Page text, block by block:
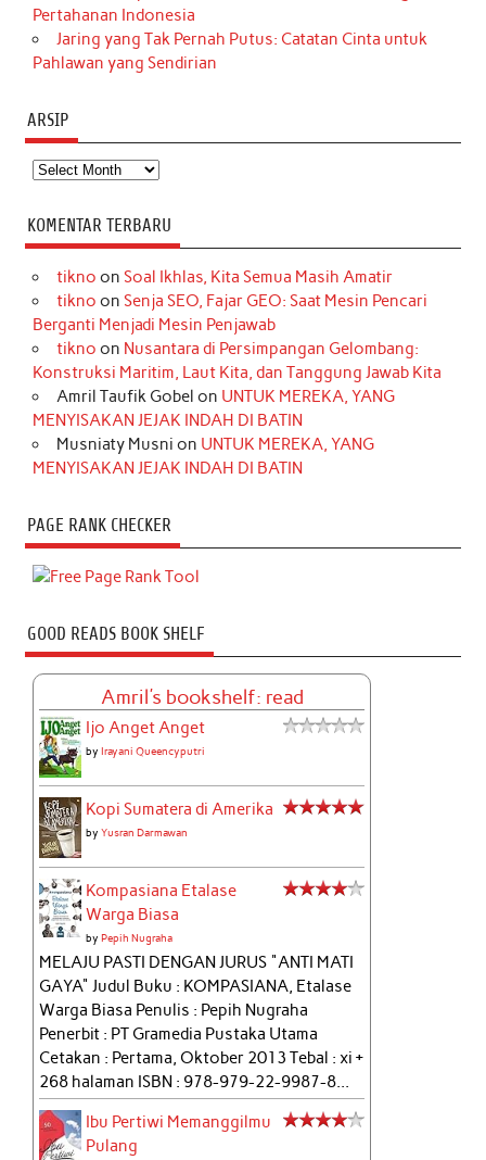
Pertahanan Indonesia
Jaring yang Tak Pernah Putus: Catatan Cinta untuk
Pahlawan yang Sendirian
ARSIP
Arsip
KOMENTAR TERBARU
tikno on Soal Ikhlas, Kita Semua Masih Amatir
tikno on Senja SEO, Fajar GEO: Saat Mesin Pencari
Berganti Menjadi Mesin Penjawab
tikno on Nusantara di Persimpangan Gelombang:
Konstruksi Maritim, Laut Kita, dan Tanggung Jawab Kita
Amril Taufik Gobel on UNTUK MEREKA, YANG
MENYISAKAN JEJAK INDAH DI BATIN
Musniaty Musni on UNTUK MEREKA, YANG
MENYISAKAN JEJAK INDAH DI BATIN
PAGE RANK CHECKER
GOOD READS BOOK SHELF
Amril's bookshelf: read
Ijo Anget Anget
byIrayani Queencyputri
Kopi Sumatera di Amerika
byYusran Darmawan
Kompasiana Etalase
Warga Biasa
byPepih Nugraha
MELAJU PASTI DENGAN JURUS "ANTI MATI
GAYA" Judul Buku : KOMPASIANA, Etalase
Warga Biasa Penulis : Pepih Nugraha
Penerbit : PT Gramedia Pustaka Utama
Cetakan : Pertama, Oktober 2013 Tebal : xi +
268 halaman ISBN : 978-979-22-9987-8...
Ibu Pertiwi Memanggilmu
Pulang